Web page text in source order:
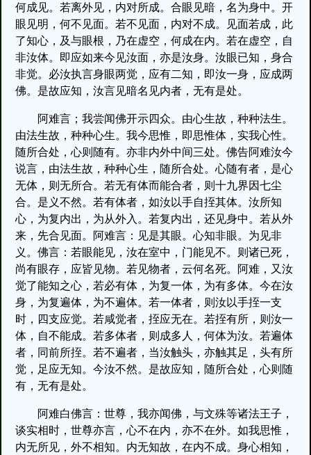
何成见。若离外见，内对所成。合眼见暗，名为身中。开
眼见明，何不见面。若不见面，内对不成。见面若成，此
了知心，及与眼根，乃在虚空，何成在内。若在虚空，自
非汝体。即应如来今见汝面，亦是汝身。汝眼已知，身合
非觉。必汝执言身眼两觉，应有二知，即汝一身，应成两
佛。是故应知，汝言见暗名见内者，无有是处。
阿难言；我尝闻佛开示四众。由心生故，种种法生。
由法生故，种种心生。我今思惟，即思惟体，实我心性。
随所合处，心则随有。亦非内外中间三处。佛告阿难汝今
说言，由法生故，种种心生，随所合处。心随有者，是心
无体，则无所合。若无有体而能合者，则十九界因七尘
合。是义不然。若有体者，如汝以手自挃其体。汝所知
心，为复内出，为从外入。若复内出，还见身中。若从外
来，先合见面。阿难言：见是其眼。心知非眼。为见非
义。佛言：若眼能见，汝在室中，门能见不。则诸已死，
尚有眼存，应皆见物。若见物者，云何名死。阿难，又汝
觉了能知之心，若必有体，为复一体，为有多体。今在汝
身，为复遍体，为不遍体。若一体者，则汝以手挃一支
时，四支应觉。若咸觉者，挃应无在。若挃有所，则汝一
体，自不能成。若多体者，则成多人，何体为汝。若遍体
者，同前所挃。若不遍者，当汝触头，亦触其足，头有所
觉，足应无知。今汝不然。是故应知，随所合处，心则随
有，无有是处。
阿难白佛言：世尊，我亦闻佛，与文殊等诸法王子，
谈实相时，世尊亦言，心不在内，亦不在外。如我思惟，
内无所见，外不相知。内无知故，在内不成。身心相知，